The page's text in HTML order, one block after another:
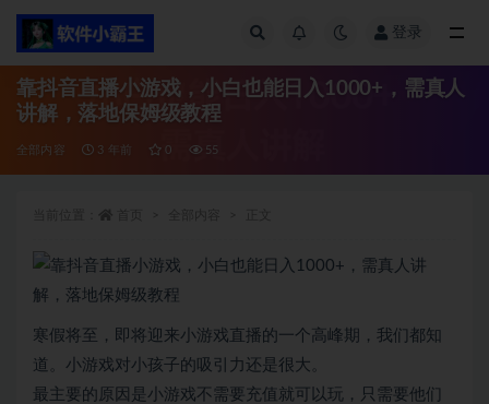
登录
靠抖音直播小游戏，小白也能日入1000+，需真人
讲解，落地保姆级教程
全部内容 3 年前 0 55
寒假将至，即将迎来小游戏直播的一个高峰期，我们都知
道。小游戏对小孩子的吸引力还是很大。
最主要的原因是小游戏不需要充值就可以玩，只需要他们